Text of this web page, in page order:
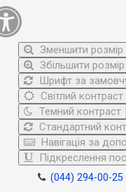
Зменшити
Збільшити
Шрифт за
Світлий контраст
Темний контраст
Стандартний
Навігація за
Підкреслення
(044) 294-00-25